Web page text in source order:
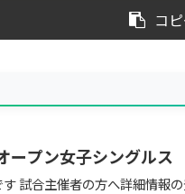
コ
ープン女子シングルス
試合主催者の方へ詳細情報